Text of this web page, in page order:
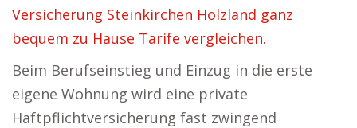
Versicherung Steinkirchen Holzland ganz
bequem zu Hause Tarife vergleichen.
Beim Berufseinstieg und Einzug in die erste
eigene Wohnung wird eine private
Haftpflichtversicherung fast zwingend